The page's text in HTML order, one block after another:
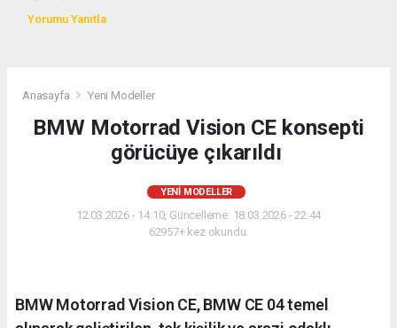
Yorumu Yanıtla
Anasayfa Yeni Modeller
BMW Motorrad Vision CE konsepti
görücüye çıkarıldı
YENI MODELLER
12.03.2026 - 14:10, Güncelleme: 18.03.2026 - 22:44
62957+ kez okundu.
BMW Motorrad Vision CE, BMW CE 04 temel